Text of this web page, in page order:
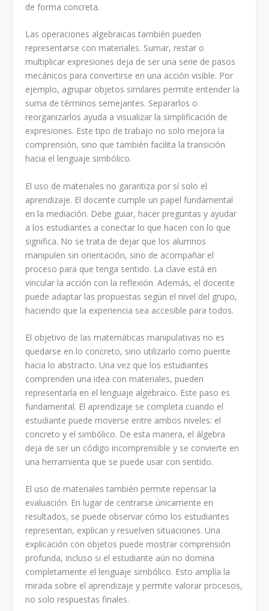
de forma concreta.
Las operaciones algebraicas también pueden
representarse con materiales. Sumar, restar o
multiplicar expresiones deja de ser una serie de pasos
mecánicos para convertirse en una acción visible. Por
ejemplo, agrupar objetos similares permite entender la
suma de términos semejantes. Separarlos o
reorganizarlos ayuda a visualizar la simplificación de
expresiones. Este tipo de trabajo no solo mejora la
comprensión, sino que también facilita la transición
hacia el lenguaje simbólico.
El uso de materiales no garantiza por sí solo el
aprendizaje. El docente cumple un papel fundamental
en la mediación. Debe guiar, hacer preguntas y ayudar
a los estudiantes a conectar lo que hacen con lo que
significa. No se trata de dejar que los alumnos
manipulen sin orientación, sino de acompañar el
proceso para que tenga sentido. La clave está en
vincular la acción con la reflexión. Además, el docente
puede adaptar las propuestas según el nivel del grupo,
haciendo que la experiencia sea accesible para todos.
El objetivo de las matemáticas manipulativas no es
quedarse en lo concreto, sino utilizarlo como puente
hacia lo abstracto. Una vez que los estudiantes
comprenden una idea con materiales, pueden
representarla en el lenguaje algebraico. Este paso es
fundamental. El aprendizaje se completa cuando el
estudiante puede moverse entre ambos niveles: el
concreto y el simbólico. De esta manera, el álgebra
deja de ser un código incomprensible y se convierte en
una herramienta que se puede usar con sentido.
El uso de materiales también permite repensar la
evaluación. En lugar de centrarse únicamente en
resultados, se puede observar cómo los estudiantes
representan, explican y resuelven situaciones. Una
explicación con objetos puede mostrar comprensión
profunda, incluso si el estudiante aún no domina
completamente el lenguaje simbólico. Esto amplía la
mirada sobre el aprendizaje y permite valorar procesos,
no solo respuestas finales.